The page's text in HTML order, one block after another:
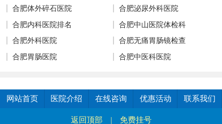
合肥体外碎石医院 合肥泌尿外科医院
合肥内科医院排名 合肥中山医院体检科
合肥外科医院 合肥无痛胃肠镜检查
合肥胃肠医院 合肥中医科医院
网站首页 医院介绍 在线咨询 优惠活动 联系我们
返回顶部 | 免费挂号